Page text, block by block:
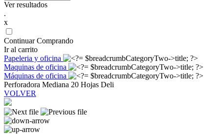
Ver resultados
.
x
Continuar Comprando
Ir al carrito
Papeleria y oficina
Maquinas de oficina
Máquinas de oficina
Perforadora Mediana 20 Hojas Deli
VOLVER